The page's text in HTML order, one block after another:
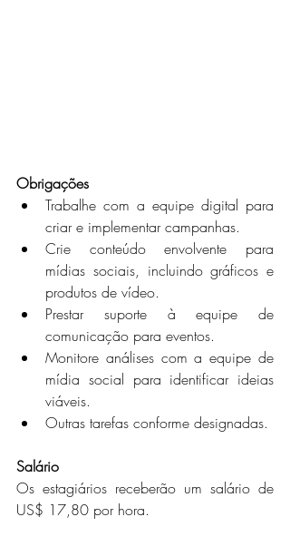
Obrigações
Trabalhe com a equipe digital para
criar e implementar campanhas.
Crie conteúdo envolvente para
mídias sociais, incluindo gráficos e
produtos de vídeo.
Prestar suporte à equipe de
comunicação para eventos.
Monitore análises com a equipe de
mídia social para identificar ideias
viáveis.
Outras tarefas conforme designadas.
Salário
Os estagiários receberão um salário de
US$ 17,80 por hora.